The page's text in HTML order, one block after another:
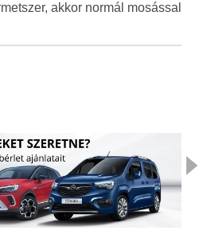
akkor normál mosással